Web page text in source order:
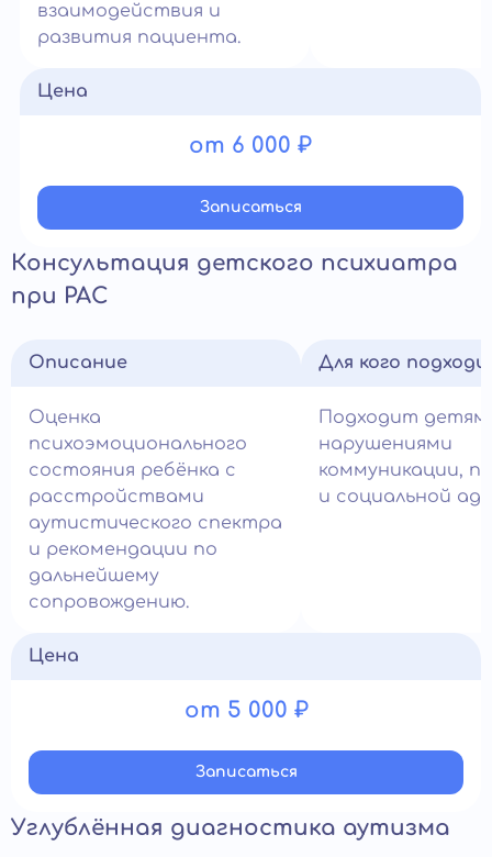
взаимодействия и
развития пациента.
Цена
от 6 000 ₽
Записатьcя
Консультация детского психиатра
при РАС
Описание
Оценка
психоэмоционального
состояния ребёнка с
расстройствами
аутистического спектра
и рекомендации по
дальнейшему
сопровождению.
Для кого
Подходит детям
нарушениями
коммуникации,
и социальной
Цена
от 5 000 ₽
Записатьcя
Углублённая диагностика аутизма